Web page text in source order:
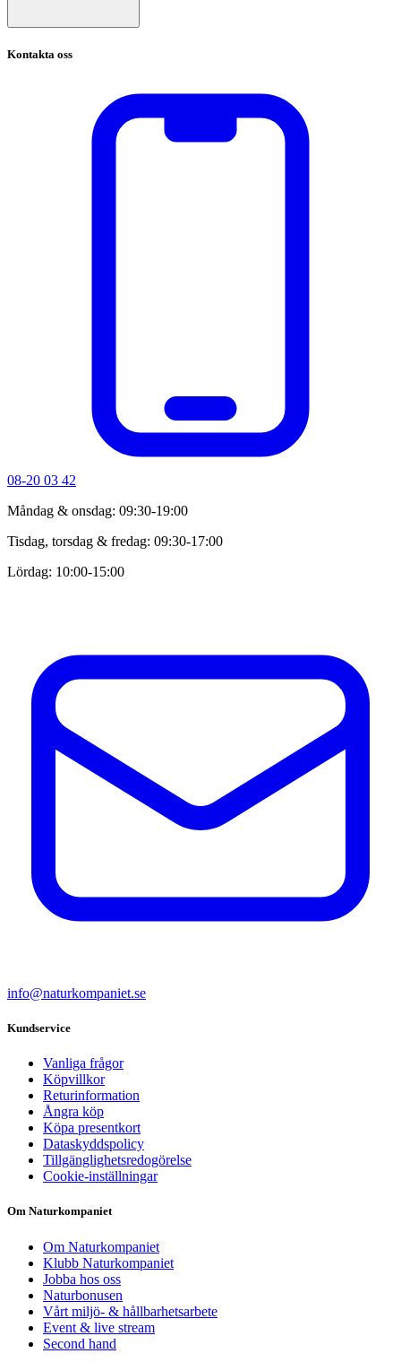
Kontakta oss
08-20 03 42
Måndag & onsdag: 09:30-19:00
Tisdag, torsdag & fredag: 09:30-17:00
Lördag: 10:00-15:00
info@naturkompaniet.se
Kundservice
Vanliga frågor
Köpvillkor
Returinformation
Ångra köp
Köpa presentkort
Dataskyddspolicy
Tillgänglighetsredogörelse
Cookie-inställningar
Om Naturkompaniet
Om Naturkompaniet
Klubb Naturkompaniet
Jobba hos oss
Naturbonusen
Vårt miljö- & hållbarhetsarbete
Event & live stream
Second hand